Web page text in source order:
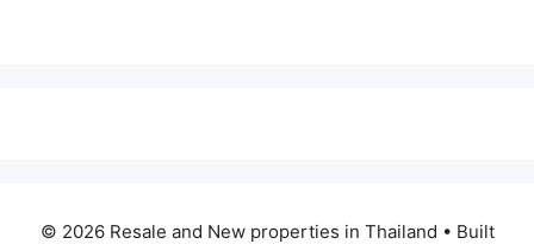
© 2026 Resale and New properties in Thailand • Built